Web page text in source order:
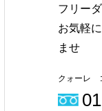
フリー
お気軽
ませ
クォーレ